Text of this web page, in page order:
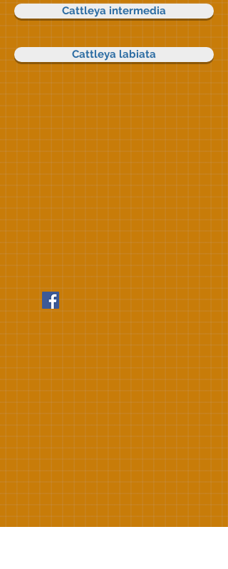
Cattleya intermedia
Cattleya labiata